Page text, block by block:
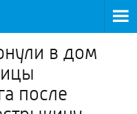
в дом
после